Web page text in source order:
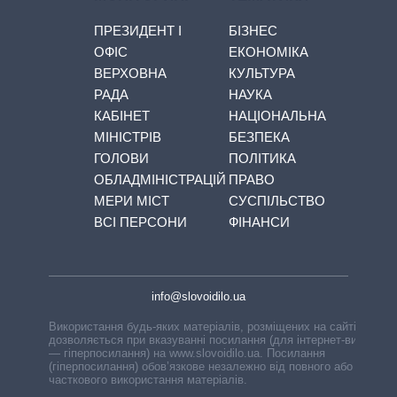
ПРЕЗИДЕНТ І
ОФІС
ВЕРХОВНА
РАДА
КАБІНЕТ
МІНІСТРІВ
ГОЛОВИ
ОБЛАДМІНІСТРАЦІЙ
МЕРИ МІСТ
ВСІ ПЕРСОНИ
БІЗНЕС
ЕКОНОМІКА
КУЛЬТУРА
НАУКА
НАЦІОНАЛЬНА
БЕЗПЕКА
ПОЛІТИКА
ПРАВО
СУСПІЛЬСТВО
ФІНАНСИ
info@slovoidilo.ua
Використання будь-яких матеріалів, розміщених на сайті,
дозволяється при вказуванні посилання (для інтернет-видань
— гіперпосилання) на www.slovoidilo.ua. Посилання
(гіперпосилання) обов’язкове незалежно від повного або
часткового використання матеріалів.